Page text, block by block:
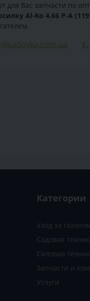
для Вас запчасти по
Al-Ko 4.66 P-A
Категории
Уход за газоном
Садовая
Силовая
Запчасти и
Услуги